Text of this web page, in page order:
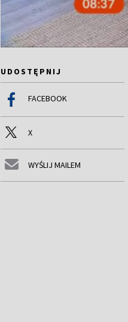
UDOSTĘPNIJ
FACEBOOK
X
WYŚLIJ MAILEM